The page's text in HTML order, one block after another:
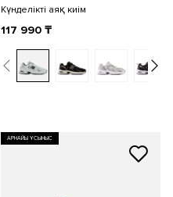
Күнделікті аяқ киім
117 990 ₸
АРНАЙЫ ҰСЫНЫС